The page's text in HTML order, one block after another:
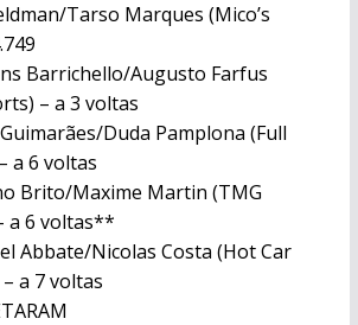
Tarso Marques (Mico’s
Barrichello/Augusto Farfus
– a 3 voltas
Duda Pamplona (Full
a 6 voltas
Brito/Maxime Martin (TMG
a 6 voltas**
Abbate/Nicolas Costa (Hot Car
a 7 voltas